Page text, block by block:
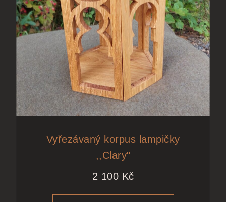
Vyřezávaný korpus lampičky
,,Clary"
2 100 Kč